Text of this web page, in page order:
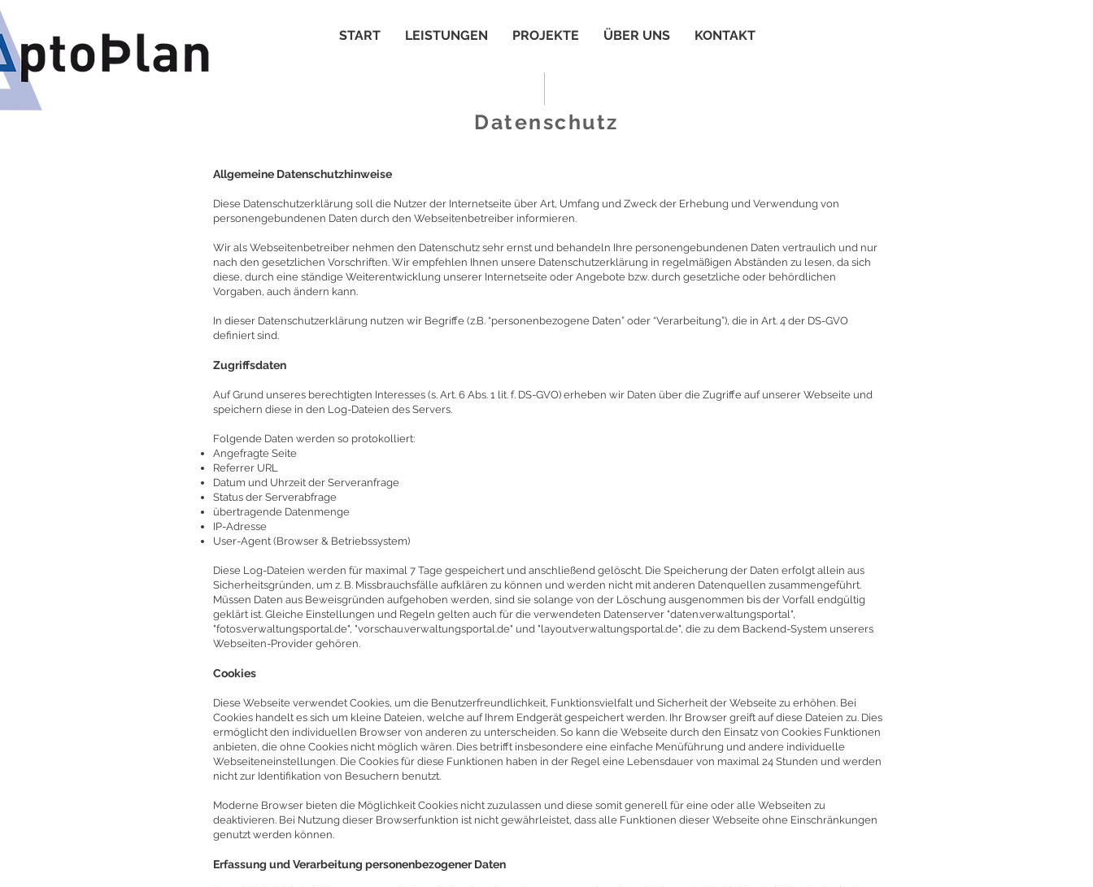
START LEISTUNGEN PROJEKTE ÜBER UNS KONTAKT
Datenschutz
Allgemeine Datenschutzhinweise
Diese Datenschutzerklärung soll die Nutzer der Internetseite über Art, Umfang und Zweck der Erhebung und Verwendung von
personengebundenen Daten durch den Webseitenbetreiber informieren.
Wir als Webseitenbetreiber nehmen den Datenschutz sehr ernst und behandeln Ihre personengebundenen Daten vertraulich und nur
nach den gesetzlichen Vorschriften. Wir empfehlen Ihnen unsere Datenschutzerklärung in regelmäßigen Abständen zu lesen, da sich
diese, durch eine ständige Weiterentwicklung unserer Internetseite oder Angebote bzw. durch gesetzliche oder behördlichen
Vorgaben, auch ändern kann.
In dieser Datenschutzerklärung nutzen wir Begriffe (z.B. “personenbezogene Daten” oder “Verarbeitung”), die in Art. 4 der DS-GVO
definiert sind.
Zugriffsdaten
Auf Grund unseres berechtigten Interesses (s. Art. 6 Abs. 1 lit. f. DS-GVO) erheben wir Daten über die Zugriffe auf unserer Webseite und
speichern diese in den Log-Dateien des Servers.
Folgende Daten werden so protokolliert:
Angefragte Seite
Referrer URL
Datum und Uhrzeit der Serveranfrage
Status der Serverabfrage
übertragende Datenmenge
IP-Adresse
User-Agent (Browser & Betriebssystem)
Diese Log-Dateien werden für maximal 7 Tage gespeichert und anschließend gelöscht. Die Speicherung der Daten erfolgt allein aus
Sicherheitsgründen, um z. B. Missbrauchsfälle aufklären zu können und werden nicht mit anderen Datenquellen zusammengeführt.
Müssen Daten aus Beweisgründen aufgehoben werden, sind sie solange von der Löschung ausgenommen bis der Vorfall endgültig
geklärt ist. Gleiche Einstellungen und Regeln gelten auch für die verwendeten Datenserver "daten.verwaltungsportal",
"fotos.verwaltungsportal.de", "vorschau.verwaltungsportal.de" und "layout.verwaltungsportal.de", die zu dem Backend-System unserers
Webseiten-Provider gehören.
Cookies
Diese Webseite verwendet Cookies, um die Benutzerfreundlichkeit, Funktionsvielfalt und Sicherheit der Webseite zu erhöhen. Bei
Cookies handelt es sich um kleine Dateien, welche auf Ihrem Endgerät gespeichert werden. Ihr Browser greift auf diese Dateien zu. Dies
ermöglicht den individuellen Browser von anderen zu unterscheiden. So kann die Webseite durch den Einsatz von Cookies Funktionen
anbieten, die ohne Cookies nicht möglich wären. Dies betrifft insbesondere eine einfache Menüführung und andere individuelle
Webseiteneinstellungen. Die Cookies für diese Funktionen haben in der Regel eine Lebensdauer von maximal 24 Stunden und werden
nicht zur Identifikation von Besuchern benutzt.
Moderne Browser bieten die Möglichkeit Cookies nicht zuzulassen und diese somit generell für eine oder alle Webseiten zu
deaktivieren. Bei Nutzung dieser Browserfunktion ist nicht gewährleistet, dass alle Funktionen dieser Webseite ohne Einschränkungen
genutzt werden können.
Erfassung und Verarbeitung personenbezogener Daten